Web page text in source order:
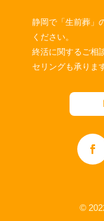
静岡で「生前葬」
ください。
終活に関するご相
セリングも承りま
©